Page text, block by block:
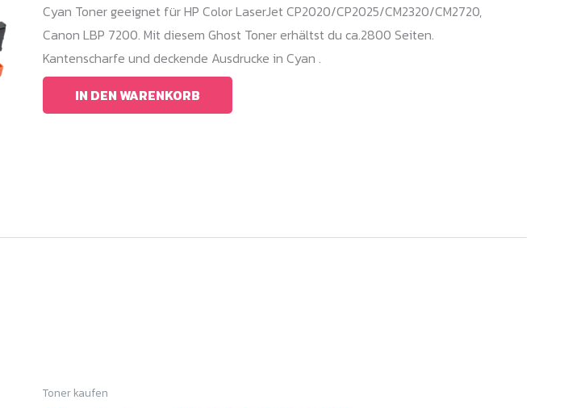
Cyan Toner geeignet für HP Color LaserJet CP2020/CP2025/CM2320/CM2720,
Canon LBP 7200. Mit diesem Ghost Toner erhältst du ca.2800 Seiten.
Kantenscharfe und deckende Ausdrucke in Cyan .
IN DEN WARENKORB
Toner kaufen